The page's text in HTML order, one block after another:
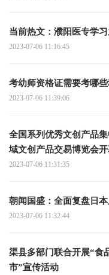
当前热文：濮阳医专学
2023-07-06 11:16:45
考幼师资格证需要考哪
2023-07-06 11:39:06
全国系列优秀文创产品
域文创产品交易博览会
2023-07-06 11:31:35
朝闻国盛：全面复盘日
2023-07-06 11:32:44
渠县多部门联合开展“食
市”宣传活动